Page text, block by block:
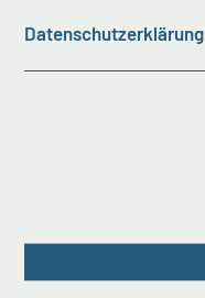
Datenschutzerklärung